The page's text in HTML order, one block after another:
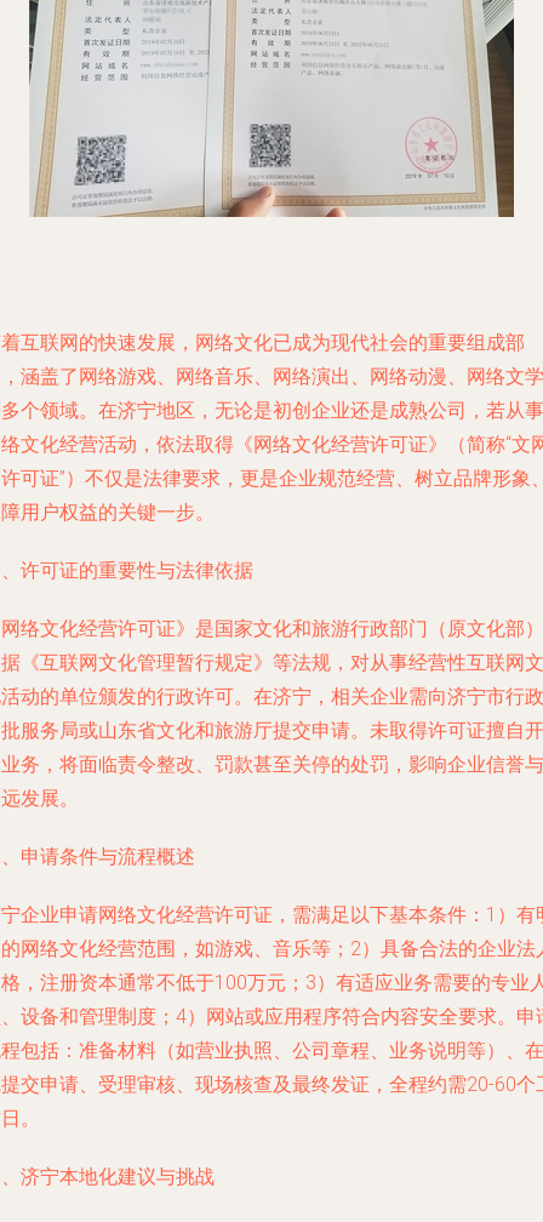
互联网的快速发展，网络文化已成为现代社会的重要组成部
涵盖了网络游戏、网络音乐、网络演出、网络动漫、网络文学
个领域。在济宁地区，无论是初创企业还是成熟公司，若从事
文化经营活动，依法取得《网络文化经营许可证》（简称“文
可证”）不仅是法律要求，更是企业规范经营、树立品牌形象
用户权益的关键一步。
许可证的重要性与法律依据
络文化经营许可证》是国家文化和旅游行政部门（原文化部）
《互联网文化管理暂行规定》等法规，对从事经营性互联网文
动的单位颁发的行政许可。在济宁，相关企业需向济宁市行政
服务局或山东省文化和旅游厅提交申请。未取得许可证擅自开
务，将面临责令整改、罚款甚至关停的处罚，影响企业信誉与
发展。
申请条件与流程概述
企业申请网络文化经营许可证，需满足以下基本条件：1）有
网络文化经营范围，如游戏、音乐等；2）具备合法的企业法
，注册资本通常不低于100万元；3）有适应业务需要的专业
设备和管理制度；4）网站或应用程序符合内容安全要求。申
包括：准备材料（如营业执照、公司章程、业务说明等）、在
交申请、受理审核、现场核查及最终发证，全程约需20-60个
。
济宁本地化建议与挑战